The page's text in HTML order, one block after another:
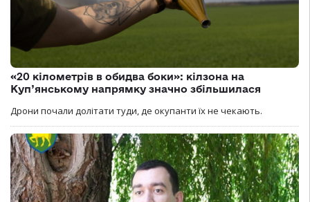
«20 кілометрів в обидва боки»: кілзона на
Куп’янському напрямку значно збільшилася
Дрони почали долітати туди, де окупанти їх не чекають.